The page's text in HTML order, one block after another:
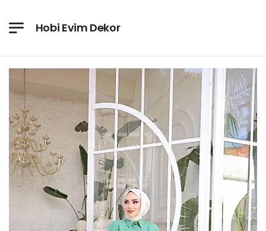
Hobi Evim Dekor